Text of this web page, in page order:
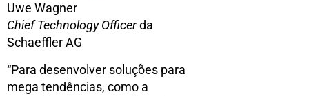
Uwe Wagner
Chief Technology Officerda
Schaeffler AG
“Para desenvolver soluções para
mega tendências, como a